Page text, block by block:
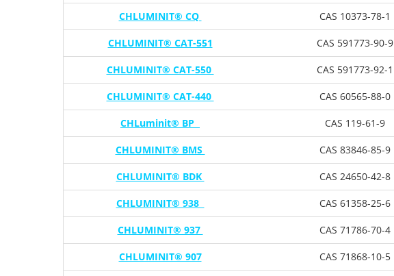
CHLUMINIT® CQ CAS 10373-78-1
CHLUMINIT® CAT-551 CAS 591773-90-9
CHLUMINIT® CAT-550 CAS 591773-92-1
CHLUMINIT® CAT-440 CAS 60565-88-0
CHLuminit® BP CAS 119-61-9
CHLUMINIT® BMS CAS 83846-85-9
CHLUMINIT® BDK CAS 24650-42-8
CHLUMINIT® 938 CAS 61358-25-6
CHLUMINIT® 937 CAS 71786-70-4
CHLUMINIT® 907 CAS 71868-10-5